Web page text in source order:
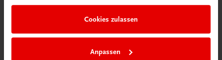
Cookies zulassen
Anpassen
Wir sind gerne für Sie da
TRAUNER Verlag + Buchservice GmbH